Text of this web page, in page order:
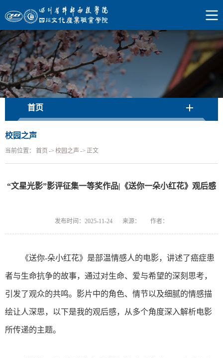
首页
校园之声
当前位置： 首页 -> 校园之声 -> 正文
“文星光影”影评征集一等奖作品|《送你一朵小红花》观后感
发布时间：2025-11-24 来源： 作者：
《送你-朵小红花》是部温情感人的电影，讲述了癌症患
者与生命抗争的故事，通过对生命、爱与希望的深刻思考，
引发了观众的共鸣。影片中的角色、情节以及细腻的情感描
绘让人深思，以下是我的观后感，从多个角度深入解析电影
所传递的主题。